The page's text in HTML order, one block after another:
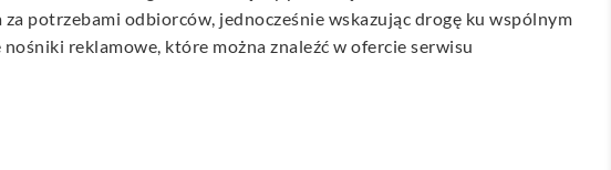
potrzebami odbiorców, jednocześnie wskazując drogę ku wspólnym
reklamowe, które można znaleźć w ofercie serwisu